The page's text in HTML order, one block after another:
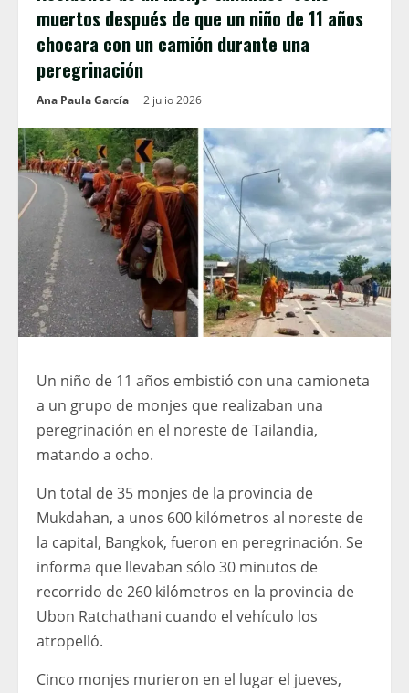
muertos después de que un niño de 11 años
chocara con un camión durante una
peregrinación
Ana Paula García 2 julio 2026
Un niño de 11 años embistió con una camioneta
a un grupo de monjes que realizaban una
peregrinación en el noreste de Tailandia,
matando a ocho.
Un total de 35 monjes de la provincia de
Mukdahan, a unos 600 kilómetros al noreste de
la capital, Bangkok, fueron en peregrinación. Se
informa que llevaban sólo 30 minutos de
recorrido de 260 kilómetros en la provincia de
Ubon Ratchathani cuando el vehículo los
atropelló.
Cinco monjes murieron en el lugar el jueves,